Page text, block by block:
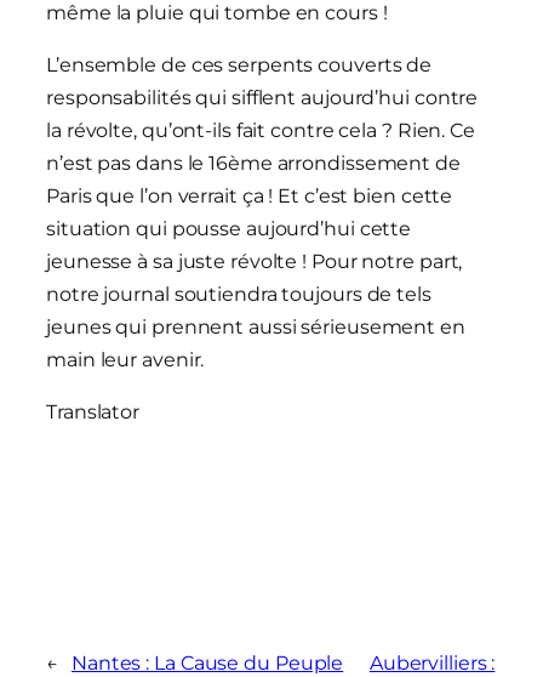
même la pluie qui tombe en cours !
L’ensemble de ces serpents couverts de
responsabilités qui sifflent aujourd’hui contre
la révolte, qu’ont-ils fait contre cela ? Rien. Ce
n’est pas dans le 16ème arrondissement de
Paris que l’on verrait ça ! Et c’est bien cette
situation qui pousse aujourd’hui cette
jeunesse à sa juste révolte ! Pour notre part,
notre journal soutiendra toujours de tels
jeunes qui prennent aussi sérieusement en
main leur avenir.
Translator
←
Nantes : La Cause du Peuple
Aubervilliers :